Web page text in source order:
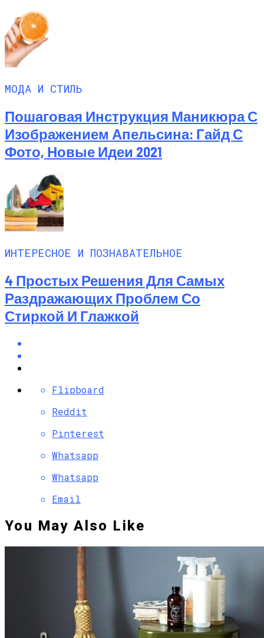
МОДА И СТИЛЬ
Пошаговая Инструкция Маникюра С
Изображением Апельсина: Гайд С
Фото, Новые Идеи 2021
ИНТЕРЕСНОЕ И ПОЗНАВАТЕЛЬНОЕ
4 Простых Решения Для Самых
Раздражающих Проблем Со
Стиркой И Глажкой
Flipboard
Reddit
Pinterest
Whatsapp
Whatsapp
Email
You May Also Like